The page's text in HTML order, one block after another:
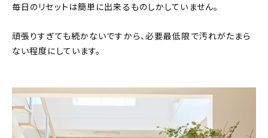
毎日のリセットは簡単に出来るものしかしていません。
頑張りすぎても続かないですから、必要最低限で汚れがたまら
ない程度にしています。